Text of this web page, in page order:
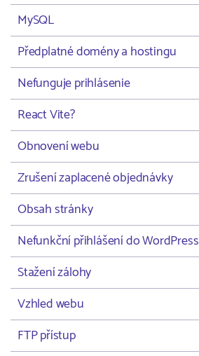
MySQL
Předplatné domény a hostingu
Nefunguje prihlásenie
React Vite?
Obnovení webu
Zrušení zaplacené objednávky
Obsah stránky
Nefunkční přihlášení do WordPress
Stažení zálohy
Vzhled webu
FTP přístup